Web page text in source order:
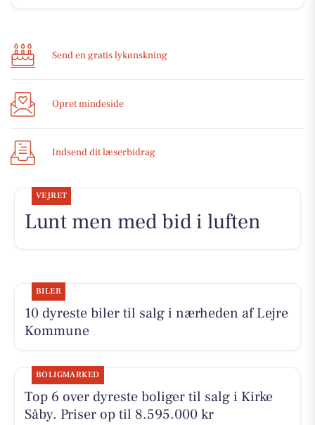
Send en gratis lykønskning
Opret mindeside
Indsend dit læserbidrag
VEJRET
Lunt men med bid i luften
BILER
10 dyreste biler til salg i nærheden af Lejre
Kommune
BOLIGMARKED
Top 6 over dyreste boliger til salg i Kirke
Såby. Priser op til 8.595.000 kr